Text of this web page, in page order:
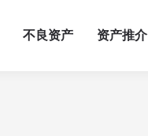
不良资产 资产推介